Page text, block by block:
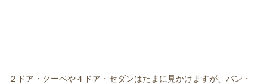
２ドア・クーペや４ドア・セダンはたまに見かけますが、バン・